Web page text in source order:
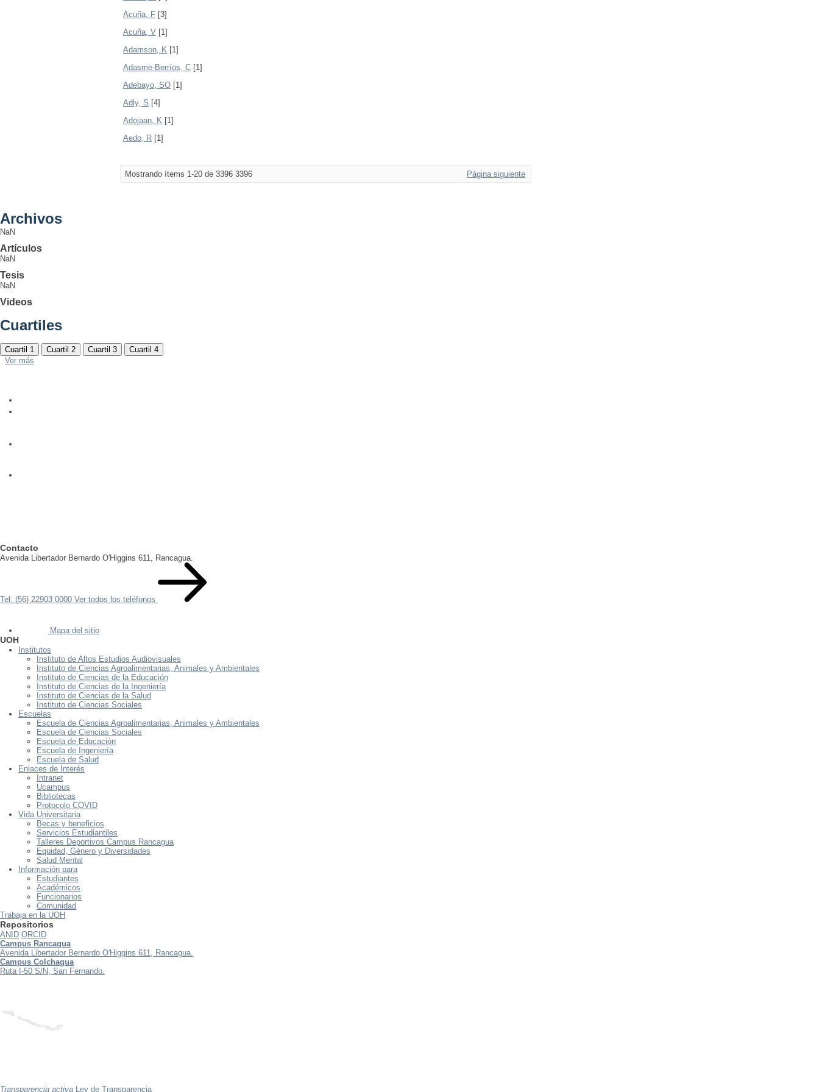
Acuña, F [3]
Acuña, V [1]
Adamson, K [1]
Adasme-Berríos, C [1]
Adebayo, SO [1]
Adly, S [4]
Adojaan, K [1]
Aedo, R [1]
Mostrando ítems 1-20 de 3396 3396 Página siguiente
Archivos
NaN
Artículos
NaN
Tesis
NaN
Videos
Cuartiles
Cuartil 1 Cuartil 2 Cuartil 3
Cuartil 4
Ver más
Contacto
Avenida Libertador Bernardo O'Higgins 611, Rancagua.
Tel: (56) 22903 0000 Ver todos los teléfonos
Mapa del sitio
UOH
Institutos
Instituto de Altos Estudios Audiovisuales
Instituto de Ciencias Agroalimentarias, Animales y Ambientales
Instituto de Ciencias de la Educación
Instituto de Ciencias de la Ingeniería
Instituto de Ciencias de la Salud
Instituto de Ciencias Sociales
Escuelas
Escuela de Ciencias Agroalimentarias, Animales y Ambientales
Escuela de Ciencias Sociales
Escuela de Educación
Escuela de Ingeniería
Escuela de Salud
Enlaces de Interés
Intranet
Ucampus
Bibliotecas
Protocolo COVID
Vida Universitaria
Becas y beneficios
Servicios Estudiantiles
Talleres Deportivos Campus Rancagua
Equidad, Género y Diversidades
Salud Mental
Información para
Estudiantes
Académicos
Funcionarios
Comunidad
Trabaja en la UOH
Repositorios
ANID ORCID
Campus Rancagua
Avenida Libertador Bernardo O'Higgins 611, Rancagua.
Campus Colchagua
Ruta I-50 S/N, San Fernando.
Transparencia activa Ley de Transparencia